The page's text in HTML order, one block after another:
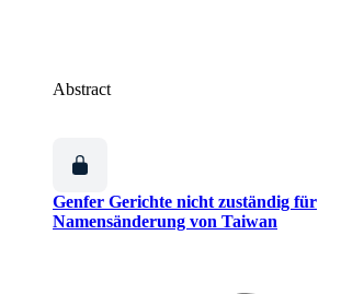
Abstract
Genfer Gerichte nicht zuständig für
Namensänderung von Taiwan